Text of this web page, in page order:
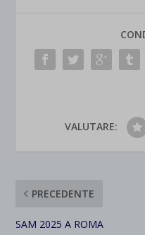
VALUTARE:
PRECEDENTE
SAM 2025 A ROMA